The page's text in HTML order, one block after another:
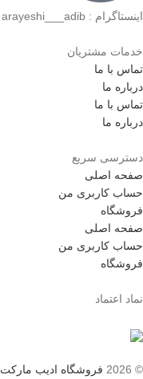
اینستاگرام : arayeshi___adib
خدمات مشتریان
تماس با ما
درباره ما
تماس با ما
درباره ما
دسترسی سریع
صفحه اصلی
حساب کاربری من
فروشگاه
صفحه اصلی
حساب کاربری من
فروشگاه
نماد اعتماد
© 2026 فروشگاه ادیب مارکت